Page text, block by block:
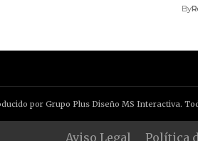
By
por Grupo Plus Diseño MS Interactiva.
Aviso Legal Política